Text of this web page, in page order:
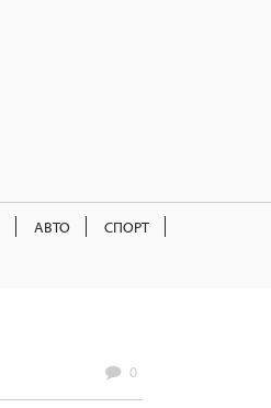
АВТО СПОРТ
0